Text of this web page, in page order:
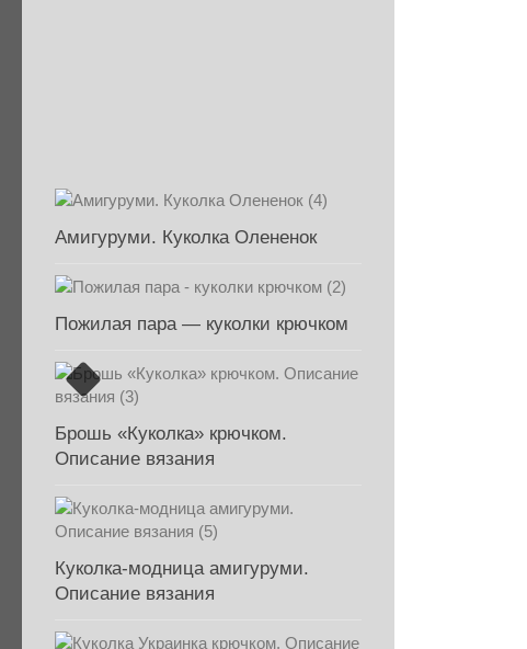
Амигуруми. Куколка Олененок
Пожилая пара — куколки крючком
Брошь «Куколка» крючком.
Описание вязания
Куколка-модница амигуруми.
Описание вязания